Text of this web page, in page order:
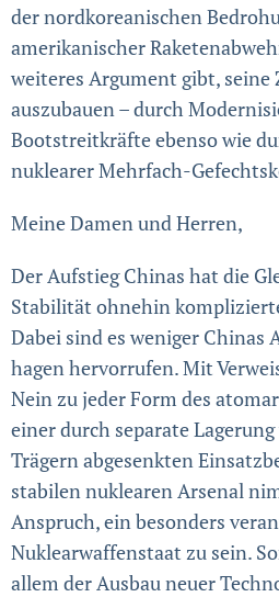
der nord­koreanischen
amerikanischer
weiteres Argument gibt,
auszubauen – durch
Bootstreitkräfte ebenso wie
nuklearer Mehrfach-
Meine Damen und Herren,
Der Aufstieg Chinas hat die
Stabilität ohnehin
Dabei sind es weniger
hagen hervor­rufen. Mit
Nein zu jeder Form des
einer durch separate
Trägern abgesenkten
stabilen nuklearen Arsenal
Anspruch, ein besonders
Nuklear­waffenstaat zu sein.
allem der Ausbau neuer